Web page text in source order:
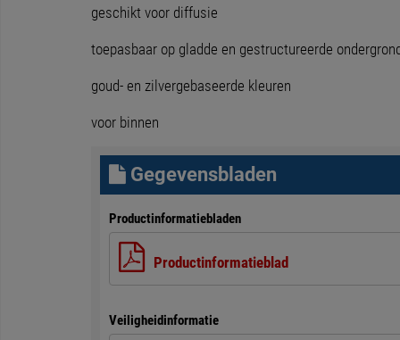
geschikt voor diffusie
toepasbaar op gladde en gestructureerde
goud- en zilvergebaseerde kleuren
voor binnen
Gegevensbladen
Productinformatiebladen
Productinformatieblad
Veiligheidinformatie